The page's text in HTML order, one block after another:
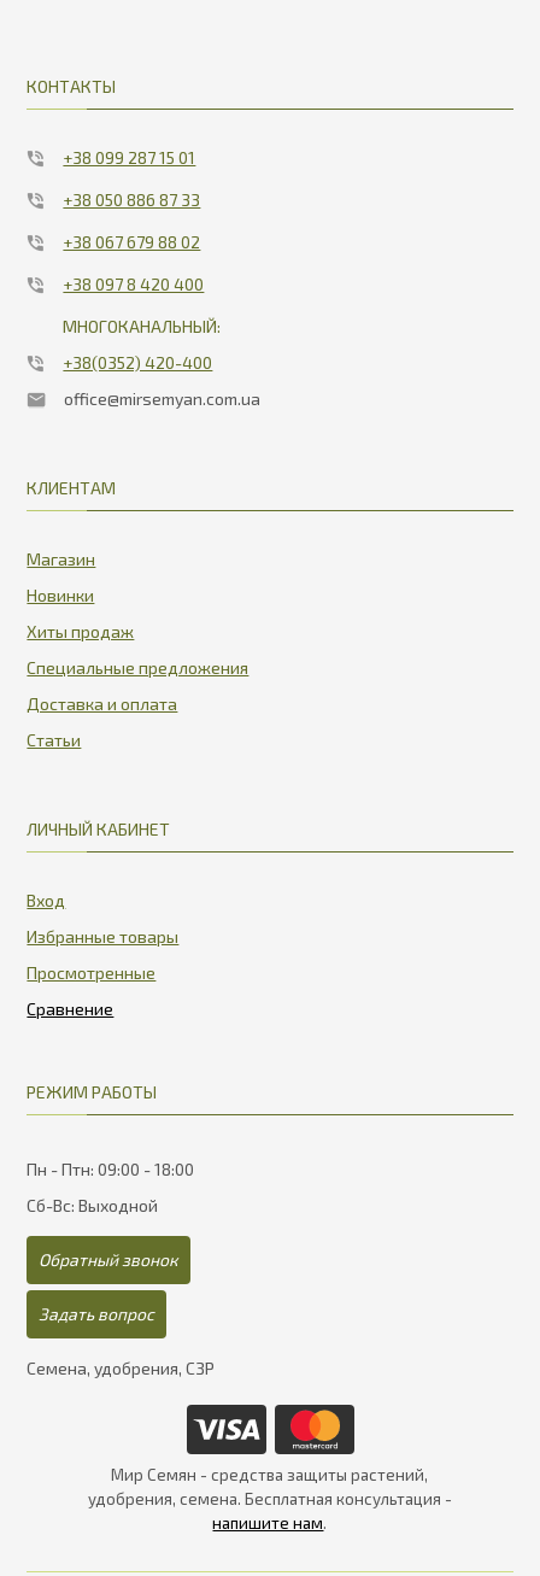
КОНТАКТЫ
+38 099 287 15 01
+38 050 886 87 33
+38 067 679 88 02
+38 097 8 420 400
МНОГОКАНАЛЬНЫЙ:
+38(0352) 420-400
office@mirsemyan.com.ua
КЛИЕНТАМ
Магазин
Новинки
Хиты продаж
Специальные предложения
Доставка и оплата
Статьи
ЛИЧНЫЙ КАБИНЕТ
Вход
Избранные товары
Просмотренные
РЕЖИМ РАБОТЫ
Пн - Птн: 09:00 - 18:00
Сб-Вс: Выходной
Обратный звонок
Задать вопрос
Семена, удобрения, СЗР
Мир Семян - средства защиты растений,
удобрения, семена. Бесплатная консультация -
напишите нам.